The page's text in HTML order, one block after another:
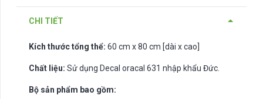
CHI TIẾT
Kích thước tổng thể: 60 cm x 80 cm [dài x cao]
Chất liệu: Sử dụng Decal oracal 631 nhập khẩu Đức.
Bộ sản phẩm bao gồm: